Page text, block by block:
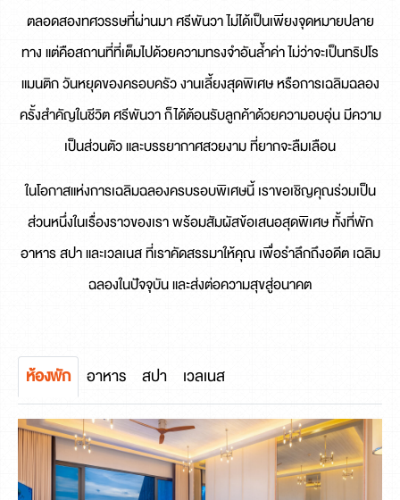
ตลอดสองทศวรรษที่ผ่านมา ศรีพันวา ไม่ได้เป็นเพียงจุดหมายปลาย
ทาง แต่คือสถานที่ที่เต็มไปด้วยความทรงจำอันล้ำค่า ไม่ว่าจะเป็นทริปโร
แมนติก วันหยุดของครอบครัว งานเลี้ยงสุดพิเศษ หรือการเฉลิมฉลอง
ครั้งสำคัญในชีวิต ศรีพันวา ก็ได้ต้อนรับลูกค้าด้วยความอบอุ่น มีความ
เป็นส่วนตัว และบรรยากาศสวยงาม ที่ยากจะลืมเลือน
ในโอกาสแห่งการเฉลิมฉลองครบรอบพิเศษนี้ เราขอเชิญคุณร่วมเป็น
ส่วนหนึ่งในเรื่องราวของเรา พร้อมสัมผัสข้อเสนอสุดพิเศษ ทั้งที่พัก
อาหาร สปา และเวลเนส ที่เราคัดสรรมาให้คุณ เพื่อรำลึกถึงอดีต เฉลิม
ฉลองในปัจจุบัน และส่งต่อความสุขสู่อนาคต
ห้องพัก อาหาร สปา เวลเนส